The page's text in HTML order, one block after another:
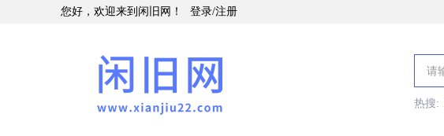
您好，欢迎来到闲旧网！ 登录/注册
热搜: